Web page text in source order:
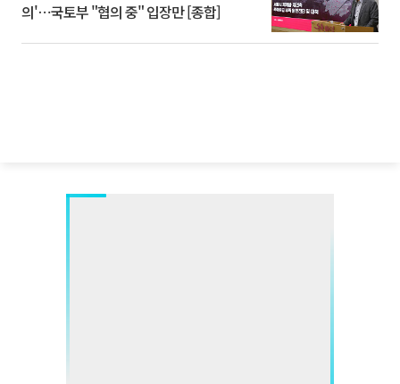
의'⋯국토부 "협의 중" 입장만 [종합]